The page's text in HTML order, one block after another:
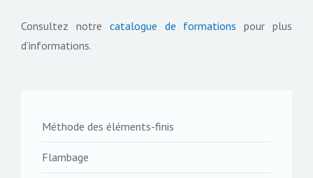
Consultez notre catalogue de formations pour plus
d’informations.
Méthode des éléments-finis
Flambage